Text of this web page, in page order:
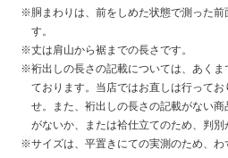
胴まわりは、前をしめた状態で測った
す。
丈は肩山から裾までの長さです。
裄出しの長さの記載については、あく
ております。当店ではお直しは行って
せ。また、裄出しの長さの記載がない
がないか、または袷仕立てのため、判別
サイズは、平置きにての実測のため、